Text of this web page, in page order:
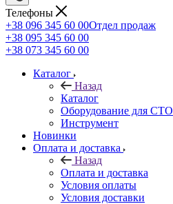
Телефоны
+38 096 345 60 00Отдел продаж
+38 095 345 60 00
+38 073 345 60 00
Каталог
Назад
Каталог
Оборудование для СТО
Инструмент
Новинки
Оплата и доставка
Назад
Оплата и доставка
Условия оплаты
Условия доставки